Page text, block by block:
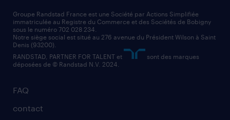
assistant administratif
comptable
nos cabinets de recrutement
FAQ
contact
Groupe Randstad France est une Société par Actions Simplifiée
immatriculée au Registre du Commerce et des Sociétés de Bobigny
sous le numéro 702 028 234.
Notre siège social est situé au 276 avenue du Président Wilson à Saint
Denis (93200).
RANDSTAD, PARTNER FOR TALENT et
sont des marques
déposées de © Randstad N.V. 2024.